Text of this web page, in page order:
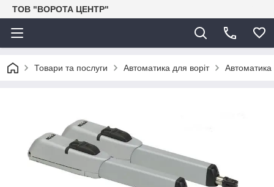
ТОВ "ВОРОТА ЦЕНТР"
Товари та послуги Автоматика для воріт Автоматика